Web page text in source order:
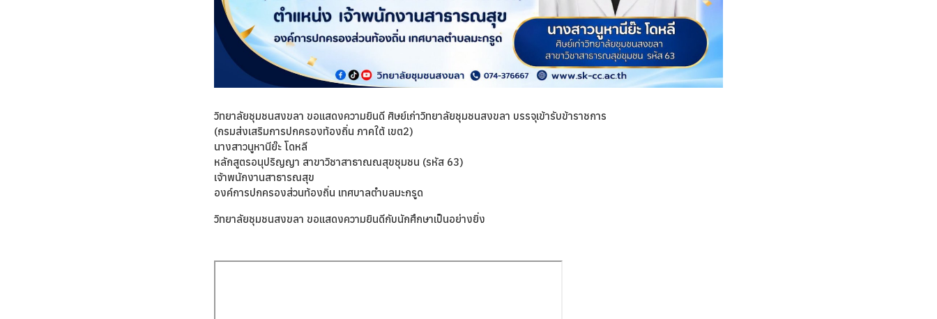
วิทยาลัยชุมชนสงขลา ขอแสดงความยินดี ศิษย์เก่าวิทยาลัยชุมชนสงขลา บรรจุเข้ารับข้าราชการ
(กรมส่งเสริมการปกครองท้องถิ่น ภาคใต้ เขต2)
นางสาวนูหานีย๊ะ โดหลี
หลักสูตรอนุปริญญา สาขาวิชาสาธาณณสุขชุมชน (รหัส 63)
เจ้าพนักงานสาธารณสุข
องค์การปกครองส่วนท้องถิ่น เทศบาลตำบลมะกรูด
วิทยาลัยชุมชนสงขลา ขอแสดงความยินดีกับนักศึกษาเป็นอย่างยิ่ง